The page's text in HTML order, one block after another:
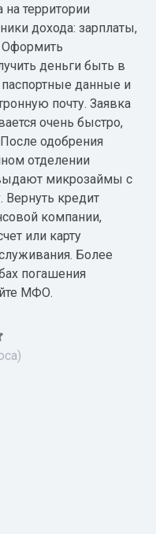
на территории
дохода: зарплаты,
Оформить
деньги быть в
данные и
почту. Заявка
очень быстро,
одобрения
отделении
микрозаймы с
Вернуть кредит
компании,
или карту
Более
погашения
МФО.